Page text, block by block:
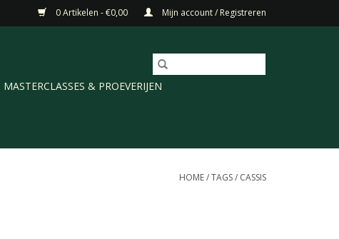
0 Artikelen - €0,00 Mijn account / Registreren
MASTERCLASSES & PROEVERIJEN
HOME/TAGS/ CASSIS